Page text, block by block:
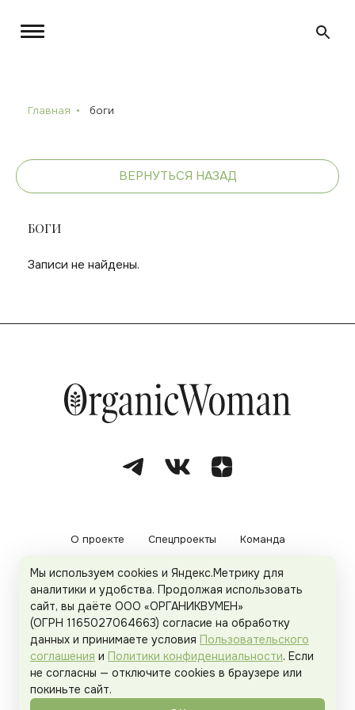
Главная боги
ВЕРНУТЬСЯ НАЗАД
БОГИ
Записи не найдены.
О проекте Спецпроекты Команда
Рекламодателям Политика конфиденциальности
Пользовательское соглашение
Organicwoman.ru . Все права защищены.
Мы используем cookies и Яндекс.Метрику для
аналитики и удобства. Продолжая использовать
сайт, вы даёте ООО «ОРГАНИКВУМЕН»
(ОГРН 1165027064663) согласие на обработку
данных и принимаете условия Пользовательского
соглашения и Политики конфиденциальности. Если
не согласны — отключите cookies в браузере или
покиньте сайт.